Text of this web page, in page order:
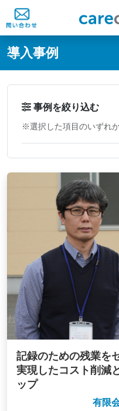
@ -0,0 +1,60 @@
導入事例
事例を絞り込む
※選択した項目のいずれ
記録のための残業を
実現したコスト削減
ップ
有限